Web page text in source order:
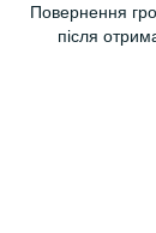
Повернення
після